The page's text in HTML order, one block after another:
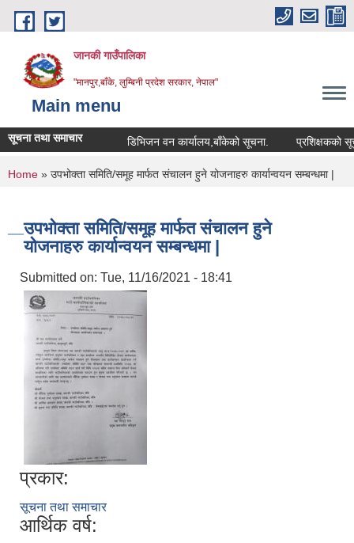
Skip to main content
जानकी गाउँपालिका
"मानपुर,बाँके, लुम्बिनी प्रदेश सरकार, नेपाल"
Main menu
सूचना तथा समाचार डिभिजन वन कार्यालय,बाँकेको सूचना. प्रशिक्षकको सूची
You are here
Home » उपभोक्ता समिति/समूह मार्फत संचालन हुने योजनाहरु कार्यान्वयन सम्बन्धमा |
उपभोक्ता समिति/समूह मार्फत संचालन हुने
योजनाहरु कार्यान्वयन सम्बन्धमा |
Submitted on: Tue, 11/16/2021 - 18:41
प्रकार:
सूचना तथा समाचार
आर्थिक वर्ष: